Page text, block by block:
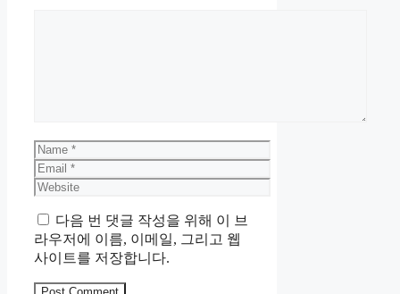
Name
Email
Website
다음 번 댓글 작성을 위해 이 브
라우저에 이름, 이메일, 그리고 웹
사이트를 저장합니다.